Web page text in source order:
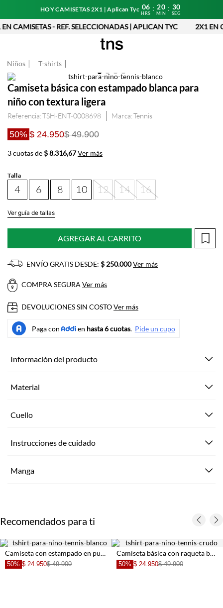
HOY CAMISETAS 2X1 | Aplican Tyc 06
HRS
: 20
MIN
: 30
SEG
CAMISETAS - REF. SELECCIONADAS | APLICAN TYC 2X1 EN
Niños T-shirts
Camiseta básica con estampado blanca para
niño con textura ligera
Referencia:TSH-ENT-0008698 Tennis
50% $ 24.950$ 49.900
3 cuotas de$ 8.316,67Ver más
Talla
4 6 8 10 12 14 16
Ver guía de tallas
AGREGAR AL CARRITO
ENVÍO GRATIS DESDE: $ 250.000Ver más
COMPRA SEGURA Ver más
DEVOLUCIONES SIN COSTOVer más
Información del producto
Material
Cuello
Instrucciones de cuidado
Manga
Recomendados para ti
Camiseta con estampado en punto corazón blanca para niño
50% $ 24.950$ 49.900
Camiseta básica con raqueta bordada crudo para niño
50% $ 24.950$ 49.900